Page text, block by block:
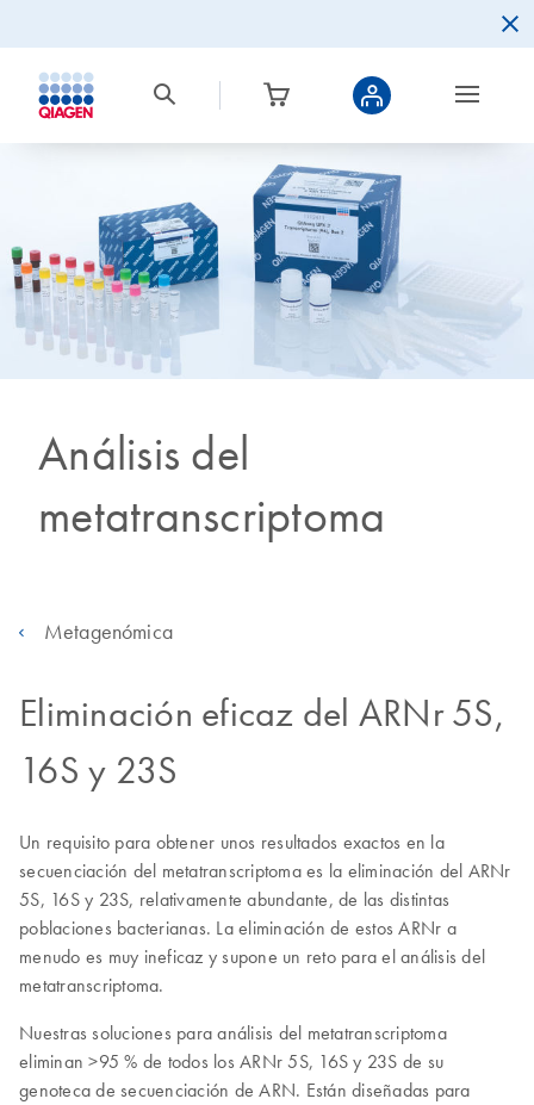
Análisis del
metatranscriptoma
Metagenómica
Eliminación eficaz del ARNr 5S,
16S y 23S
Un requisito para obtener unos resultados exactos en la
secuenciación del metatranscriptoma es la eliminación del ARNr
5S, 16S y 23S, relativamente abundante, de las distintas
poblaciones bacterianas. La eliminación de estos ARNr a
menudo es muy ineficaz y supone un reto para el análisis del
metatranscriptoma.
Nuestras soluciones para análisis del metatranscriptoma
eliminan >95 % de todos los ARNr 5S, 16S y 23S de su
genoteca de secuenciación de ARN. Están diseñadas para